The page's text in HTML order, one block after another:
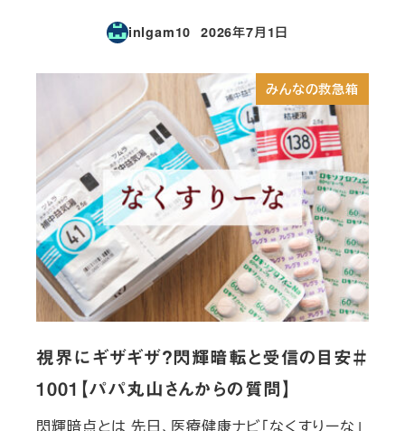
inlgam10
投稿日
2026年7月1日
みんなの救急箱
視界にギザギザ？閃輝暗転と受信の目安＃
1001【パパ丸山さんからの質問】
閃輝暗点とは 先日、医療健康ナビ「なくすりーな」